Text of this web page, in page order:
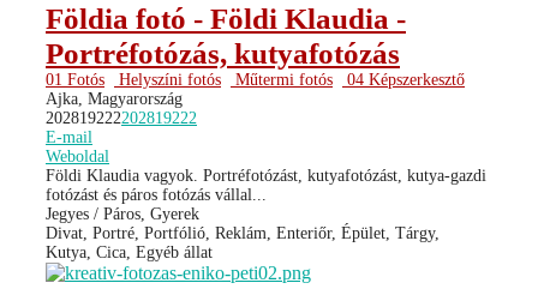
Földia fotó - Földi Klaudia -
Portréfotózás, kutyafotózás
01 Fotós Helyszíni fotós Műtermi fotós
04 Képszerkesztő
Ajka, Magyarország
202819222202819222
E-mail
Weboldal
Földi Klaudia vagyok. Portréfotózást, kutyafotózást, kutya-gazdi
fotózást és páros fotózás vállal...
Jegyes / Páros, Gyerek
Divat, Portré, Portfólió, Reklám, Enteriőr, Épület, Tárgy,
Kutya, Cica, Egyéb állat